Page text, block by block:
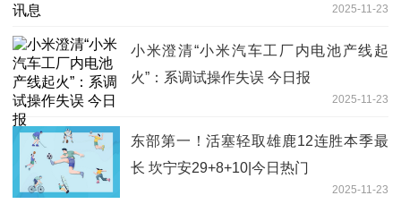
2025-11-23
小米澄清“小米汽车工厂内电池产线起
火”：系调试操作失误 今日报
2025-11-23
东部第一！活塞轻取雄鹿12连胜本季最
长 坎宁安29+8+10|今日热门
2025-11-23